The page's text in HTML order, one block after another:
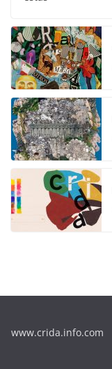
www.crida.info.com